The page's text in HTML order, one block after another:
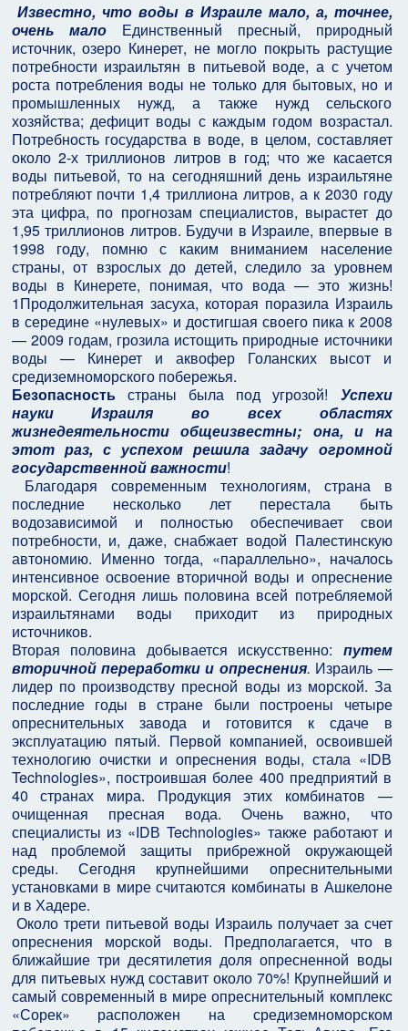
Известно, что воды в Израиле мало, а, точнее,
очень мало Единственный пресный, природный
источник, озеро Кинерет, не могло покрыть растущие
потребности израильтян в питьевой воде, а с учетом
роста потребления воды не только для бытовых, но и
промышленных нужд, а также нужд сельского
хозяйства; дефицит воды с каждым годом возрастал.
Потребность государства в воде, в целом, составляет
около 2-х триллионов литров в год; что же касается
воды питьевой, то на сегодняшний день израильтяне
потребляют почти 1,4 триллиона литров, а к 2030 году
эта цифра, по прогнозам специалистов, вырастет до
1,95 триллионов литров. Будучи в Израиле, впервые в
1998 году, помню с каким вниманием население
страны, от взрослых до детей, следило за уровнем
воды в Кинерете, понимая, что вода — это жизнь!
1Продолжительная засуха, которая поразила Израиль
в середине «нулевых» и достигшая своего пика к 2008
— 2009 годам, грозила истощить природные источники
воды — Кинерет и аквофер Голанских высот и
средиземноморского побережья.
Безопасностьстраны была под угрозой! Успехи
науки Израиля во всех областях
жизнедеятельности общеизвестны; она, и на
этот раз, с успехом решила задачу огромной
государственной важности!
Благодаря современным технологиям, страна в
последние несколько лет перестала быть
водозависимой и полностью обеспечивает свои
потребности, и, даже, снабжает водой Палестинскую
автономию. Именно тогда, «параллельно», началось
интенсивное освоение вторичной воды и опреснение
морской. Сегодня лишь половина всей потребляемой
израильтянами воды приходит из природных
источников.
Вторая половина добывается искусственно: путем
вторичной переработки и опреснения. Израиль —
лидер по производству пресной воды из морской. За
последние годы в стране были построены четыре
опреснительных завода и готовится к сдаче в
эксплуатацию пятый. Первой компанией, освоившей
технологию очистки и опреснения воды, стала «IDВ
Technologies», построившая более 400 предприятий в
40 странах мира. Продукция этих комбинатов —
очищенная пресная вода. Очень важно, что
специалисты из «IDВ Technologies» также работают и
над проблемой защиты прибрежной окружающей
среды. Сегодня крупнейшими опреснительными
установками в мире считаются комбинаты в Ашкелоне
и в Хадере.
Около трети питьевой воды Израиль получает за счет
опреснения морской воды. Предполагается, что в
ближайшие три десятилетия доля опресненной воды
для питьевых нужд составит около 70%! Крупнейший и
самый современный в мире опреснительный комплекс
«Сорек» расположен на средиземноморском